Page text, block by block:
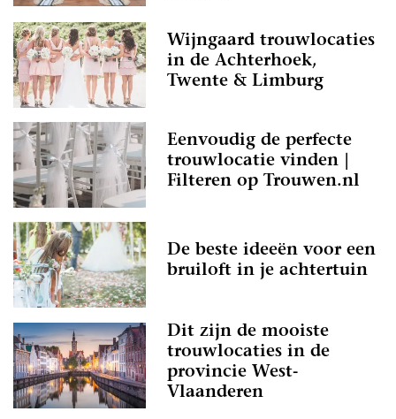
Wijngaard trouwlocaties
in de Achterhoek,
Twente & Limburg
Eenvoudig de perfecte
trouwlocatie vinden |
Filteren op Trouwen.nl
De beste ideeën voor een
bruiloft in je achtertuin
Dit zijn de mooiste
trouwlocaties in de
provincie West-
Vlaanderen